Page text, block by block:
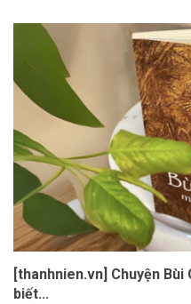
[thanhnien.vn] Chuyện
biết...